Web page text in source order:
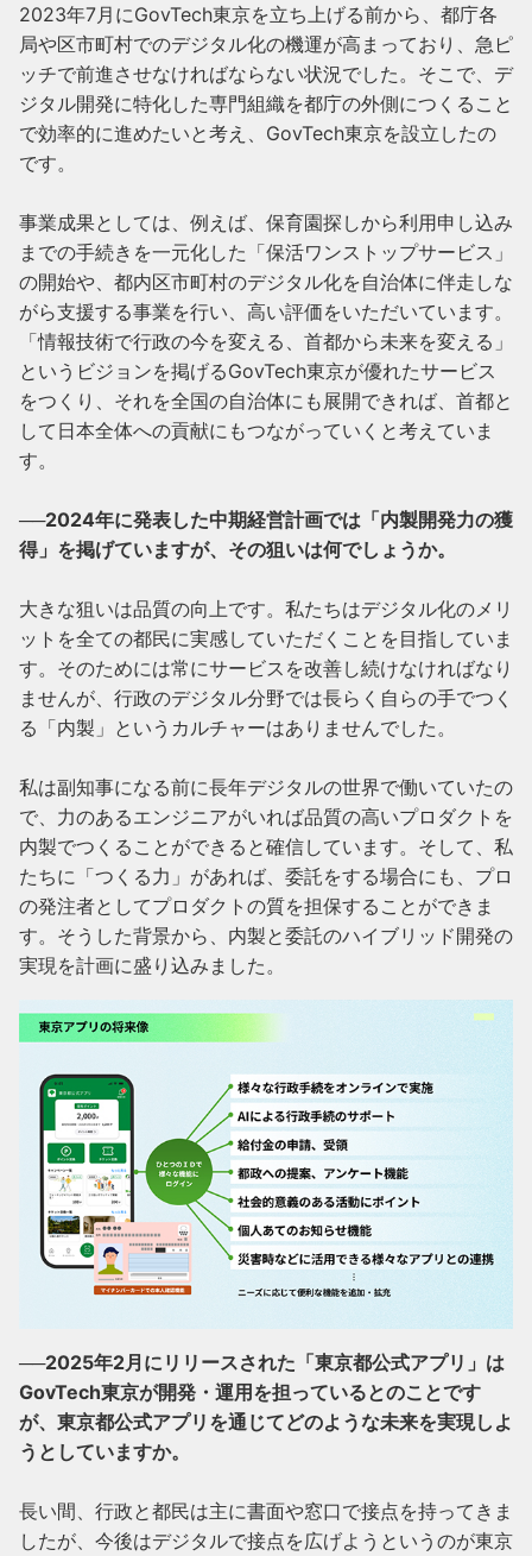
2023年7月にGovTech東京を立ち上げる前から、都庁各
局や区市町村でのデジタル化の機運が高まっており、急ピ
ッチで前進させなければならない状況でした。そこで、デ
ジタル開発に特化した専門組織を都庁の外側につくること
で効率的に進めたいと考え、GovTech東京を設立したの
です。
事業成果としては、例えば、保育園探しから利用申し込み
までの手続きを一元化した「保活ワンストップサービス」
の開始や、都内区市町村のデジタル化を自治体に伴走しな
がら支援する事業を行い、高い評価をいただいています。
「情報技術で行政の今を変える、首都から未来を変える」
というビジョンを掲げるGovTech東京が優れたサービス
をつくり、それを全国の自治体にも展開できれば、首都と
して日本全体への貢献にもつながっていくと考えていま
す。
──2024年に発表した中期経営計画では「内製開発力の獲
得」を掲げていますが、その狙いは何でしょうか。
大きな狙いは品質の向上です。私たちはデジタル化のメリ
ットを全ての都民に実感していただくことを目指していま
す。そのためには常にサービスを改善し続けなければなり
ませんが、行政のデジタル分野では長らく自らの手でつく
る「内製」というカルチャーはありませんでした。
私は副知事になる前に長年デジタルの世界で働いていたの
で、力のあるエンジニアがいれば品質の高いプロダクトを
内製でつくることができると確信しています。そして、私
たちに「つくる力」があれば、委託をする場合にも、プロ
の発注者としてプロダクトの質を担保することができま
す。そうした背景から、内製と委託のハイブリッド開発の
実現を計画に盛り込みました。
──2025年2月にリリースされた「東京都公式アプリ」は
GovTech東京が開発・運用を担っているとのことです
が、東京都公式アプリを通じてどのような未来を実現しよ
うとしていますか。
長い間、行政と都民は主に書面や窓口で接点を持ってきま
したが、今後はデジタルで接点を広げようというのが東京